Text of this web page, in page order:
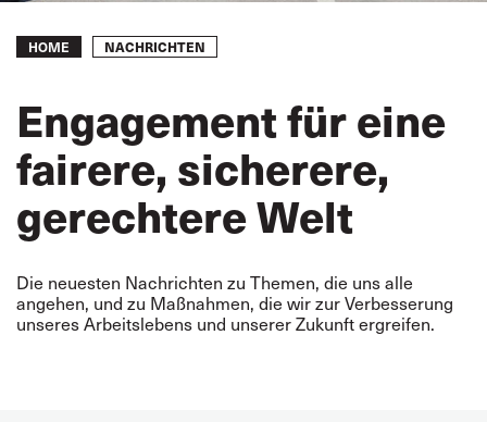
Breadcrumb
HOME NACHRICHTEN
Engagement für eine
fairere, sicherere,
gerechtere Welt
Die neuesten Nachrichten zu Themen, die uns alle
angehen, und zu Maßnahmen, die wir zur Verbesserung
unseres Arbeitslebens und unserer Zukunft ergreifen.